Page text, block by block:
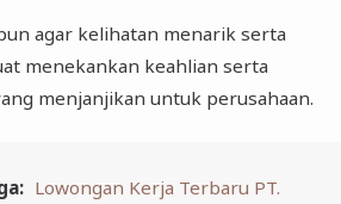
agar kelihatan menarik serta
menekankan keahlian serta
menjanjikan untuk perusahaan.
Lowongan Kerja Terbaru PT.